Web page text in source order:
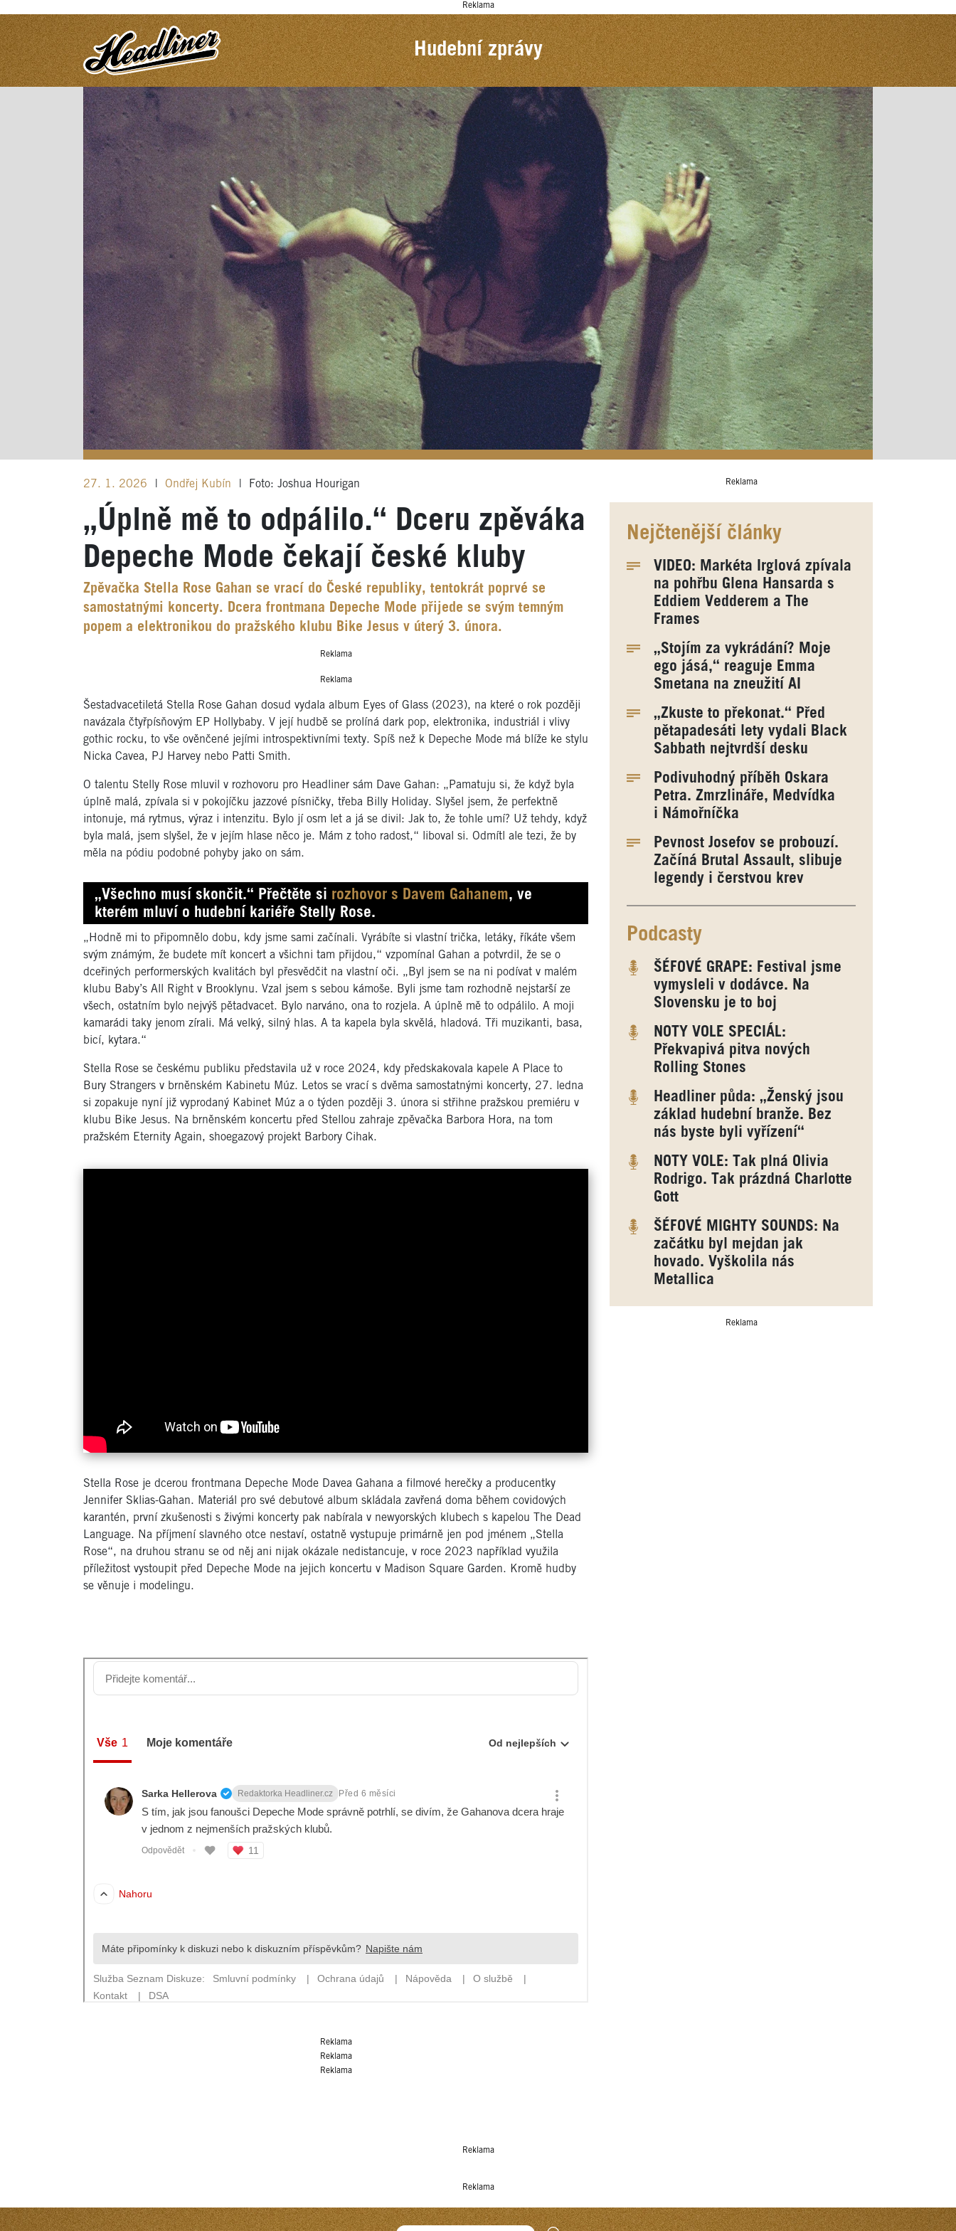
Reklama
Hudební zprávy
27. 1. 2026 Ondřej Kubín Foto: Joshua Hourigan
„Úplně mě to odpálilo.“ Dceru zpěváka
Depeche Mode čekají české kluby
Zpěvačka Stella Rose Gahan se vrací do České republiky, tentokrát poprvé se
samostatnými koncerty. Dcera frontmana Depeche Mode přijede se svým temným
popem a elektronikou do pražského klubu Bike Jesus v úterý 3. února.
Reklama
Reklama
Šestadvacetiletá Stella Rose Gahan dosud vydala album Eyes of Glass (2023), na které o rok později
navázala čtyřpísňovým EP Hollybaby. V její hudbě se prolíná dark pop, elektronika, industriál i vlivy
gothic rocku, to vše ověnčené jejími introspektivními texty. Spíš než k Depeche Mode má blíže ke stylu
Nicka Cavea, PJ Harvey nebo Patti Smith.
O talentu Stelly Rose mluvil v rozhovoru pro Headliner sám Dave Gahan: „Pamatuju si, že když byla
úplně malá, zpívala si v pokojíčku jazzové písničky, třeba Billy Holiday. Slyšel jsem, že perfektně
intonuje, má rytmus, výraz i intenzitu. Bylo jí osm let a já se divil: Jak to, že tohle umí? Už tehdy, když
byla malá, jsem slyšel, že v jejím hlase něco je. Mám z toho radost,“ liboval si. Odmítl ale tezi, že by
měla na pódiu podobné pohyby jako on sám.
„Všechno musí skončit.“ Přečtěte si rozhovor s Davem Gahanem, ve
kterém mluví o hudební kariéře Stelly Rose.
„Hodně mi to připomnělo dobu, kdy jsme sami začínali. Vyrábíte si vlastní trička, letáky, říkáte všem
svým známým, že budete mít koncert a všichni tam přijdou,“ vzpomínal Gahan a potvrdil, že se o
dceřiných performerských kvalitách byl přesvědčit na vlastní oči. „Byl jsem se na ni podívat v malém
klubu Baby’s All Right v Brooklynu. Vzal jsem s sebou kámoše. Byli jsme tam rozhodně nejstarší ze
všech, ostatním bylo nejvýš pětadvacet. Bylo narváno, ona to rozjela. A úplně mě to odpálilo. A moji
kamarádi taky jenom zírali. Má velký, silný hlas. A ta kapela byla skvělá, hladová. Tři muzikanti, basa,
bicí, kytara.“
Stella Rose se českému publiku představila už v roce 2024, kdy předskakovala kapele A Place to
Bury Strangers v brněnském Kabinetu Múz. Letos se vrací s dvěma samostatnými koncerty, 27. ledna
si zopakuje nyní již vyprodaný Kabinet Múz a o týden později 3. února si střihne pražskou premiéru v
klubu Bike Jesus. Na brněnském koncertu před Stellou zahraje zpěvačka Barbora Hora, na tom
pražském Eternity Again, shoegazový projekt Barbory Cihak.
Stella Rose je dcerou frontmana Depeche Mode Davea Gahana a filmové herečky a producentky
Jennifer Sklias-Gahan. Materiál pro své debutové album skládala zavřená doma během covidových
karantén, první zkušenosti s živými koncerty pak nabírala v newyorských klubech s kapelou The Dead
Language. Na příjmení slavného otce nestaví, ostatně vystupuje primárně jen pod jménem „Stella
Rose“, na druhou stranu se od něj ani nijak okázale nedistancuje, v roce 2023 například využila
příležitost vystoupit před Depeche Mode na jejich koncertu v Madison Square Garden. Kromě hudby
se věnuje i modelingu.
Reklama
Reklama
Reklama
Reklama
Nejčtenější články
VIDEO: Markéta Irglová zpívala
na pohřbu Glena Hansarda s
Eddiem Vedderem a The
Frames
„Stojím za vykrádání? Moje
ego jásá,“ reaguje Emma
Smetana na zneužití AI
„Zkuste to překonat.“ Před
pětapadesáti lety vydali Black
Sabbath nejtvrdší desku
Podivuhodný příběh Oskara
Petra. Zmrzlináře, Medvídka
i Námořníčka
Pevnost Josefov se probouzí.
Začíná Brutal Assault, slibuje
legendy i čerstvou krev
Podcasty
ŠÉFOVÉ GRAPE: Festival jsme
vymysleli v dodávce. Na
Slovensku je to boj
NOTY VOLE SPECIÁL:
Překvapivá pitva nových
Rolling Stones
Headliner půda: „Ženský jsou
základ hudební branže. Bez
nás byste byli vyřízení“
NOTY VOLE: Tak plná Olivia
Rodrigo. Tak prázdná Charlotte
Gott
ŠÉFOVÉ MIGHTY SOUNDS: Na
začátku byl mejdan jak
hovado. Vyškolila nás
Metallica
Reklama
Reklama
Reklama